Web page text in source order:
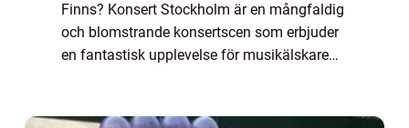
Finns? Konsert Stockholm är en mångfaldig
och blomstrande konsertscen som erbjuder
en fantastisk upplevelse för musikälskare